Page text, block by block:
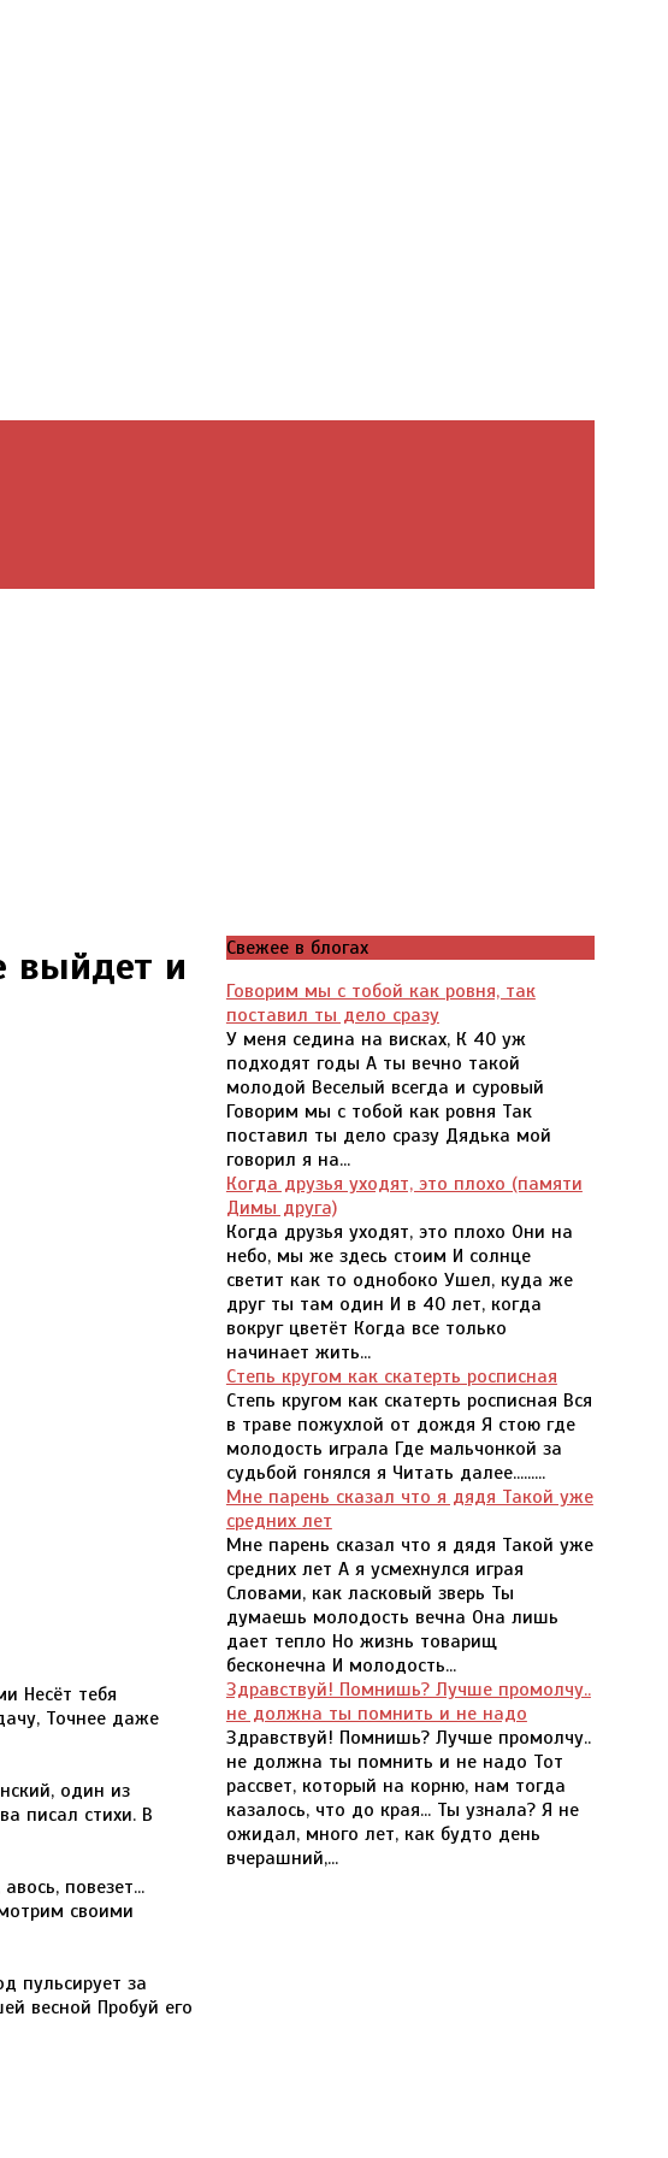
выйдет и
Несёт тебя
Точнее даже
один из
писал стихи. В
повезет...
своими
пульсирует за
весной Пробуй его
Свежее в блогах
Говорим мы с тобой как ровня, так
поставил ты дело сразу
У меня седина на висках, К 40 уж
подходят годы А ты вечно такой
молодой Веселый всегда и суровый
Говорим мы с тобой как ровня Так
поставил ты дело сразу Дядька мой
говорил я на...
Когда друзья уходят, это плохо (памяти
Димы друга)
Когда друзья уходят, это плохо Они на
небо, мы же здесь стоим И солнце
светит как то однобоко Ушел, куда же
друг ты там один И в 40 лет, когда
вокруг цветёт Когда все только
начинает жить...
Степь кругом как скатерть росписная
Степь кругом как скатерть росписная Вся
в траве пожухлой от дождя Я стою где
молодость играла Где мальчонкой за
судьбой гонялся я Читать далее.........
Мне парень сказал что я дядя Такой уже
средних лет
Мне парень сказал что я дядя Такой уже
средних лет А я усмехнулся играя
Словами, как ласковый зверь Ты
думаешь молодость вечна Она лишь
дает тепло Но жизнь товарищ
бесконечна И молодость...
Здравствуй! Помнишь? Лучше промолчу..
не должна ты помнить и не надо
Здравствуй! Помнишь? Лучше промолчу..
не должна ты помнить и не надо Тот
рассвет, который на корню, нам тогда
казалось, что до края... Ты узнала? Я не
ожидал, много лет, как будто день
вчерашний,...